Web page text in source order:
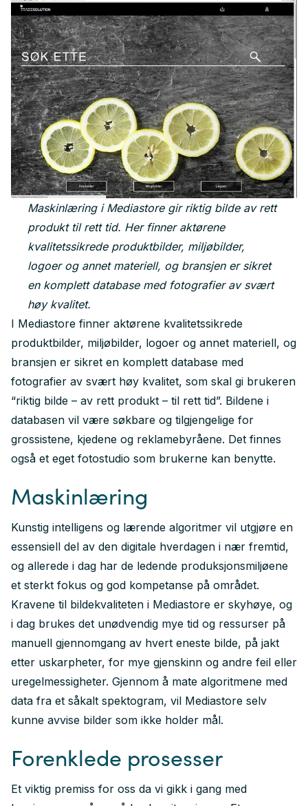
Maskinlæring i Mediastore gir riktig bilde av rett
produkt til rett tid. Her finner aktørene
kvalitetssikrede produktbilder, miljøbilder,
logoer og annet materiell, og bransjen er sikret
en komplett database med fotografier av svært
høy kvalitet.
I Mediastore finner aktørene kvalitetssikrede
produktbilder, miljøbilder, logoer og annet materiell, og
bransjen er sikret en komplett database med
fotografier av svært høy kvalitet, som skal gi brukeren
“riktig bilde – av rett produkt – til rett tid”. Bildene i
databasen vil være søkbare og tilgjengelige for
grossistene, kjedene og reklamebyråene. Det finnes
også et eget fotostudio som brukerne kan benytte.
Maskinlæring
Kunstig intelligens og lærende algoritmer vil utgjøre en
essensiell del av den digitale hverdagen i nær fremtid,
og allerede i dag har de ledende produksjonsmiljøene
et sterkt fokus og god kompetanse på området.
Kravene til bildekvaliteten i Mediastore er skyhøye, og
i dag brukes det unødvendig mye tid og ressurser på
manuell gjennomgang av hvert eneste bilde, på jakt
etter uskarpheter, for mye gjenskinn og andre feil eller
uregelmessigheter. Gjennom å mate algoritmene med
data fra et såkalt spektogram, vil Mediastore selv
kunne avvise bilder som ikke holder mål.
Forenklede prosesser
Et viktig premiss for oss da vi gikk i gang med